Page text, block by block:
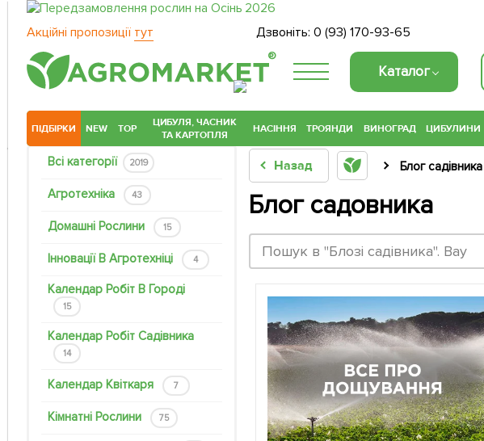
Акційні пропозиції тут Дзвоніть: 0 (93) 170-93-65
®
Каталог
ПІДБІРКИ NEW TOP
ЦИБУЛЯ, ЧАСНИК
ТА КАРТОПЛЯ
НАСІННЯ ТРОЯНДИ ВИНОГРАД ЦИБУЛИНИ
Всі категорії 2019
Агротехніка 43
Домашні Рослини 15
Інновації В Агротехніці 4
Календар Робіт В Городі
15
Календар Робіт Садівника
14
Календар Квіткаря 7
Кімнатні Рослини 75
Назад Блог садівника
Блог садовника